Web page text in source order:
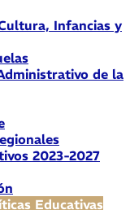
Infancias y
de la
2023-2027
Educativas